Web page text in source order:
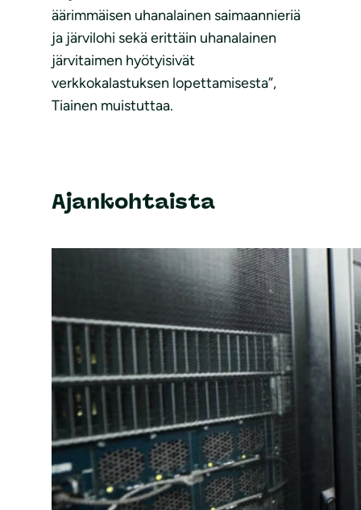
äärimmäisen uhanalainen saimaannieriä
ja järvilohi sekä erittäin uhanalainen
järvitaimen hyötyisivät
verkkokalastuksen lopettamisesta”,
Tiainen muistuttaa.
Ajankohtaista